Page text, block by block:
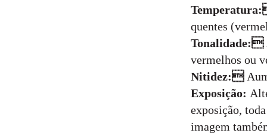
quentes
Tonalidade:
vermelhos ou
Nitidez:
Exposição:
exposição,
imagem